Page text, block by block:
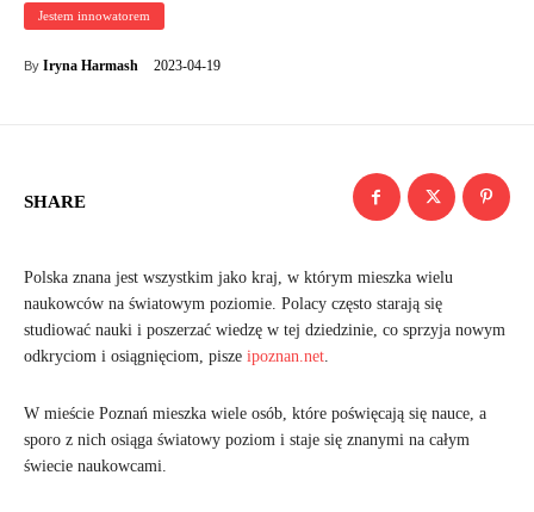
Jestem innowatorem
By Iryna Harmash 2023-04-19
SHARE
Polska znana jest wszystkim jako kraj, w którym mieszka wielu
naukowców na światowym poziomie. Polacy często starają się
studiować nauki i poszerzać wiedzę w tej dziedzinie, co sprzyja nowym
odkryciom i osiągnięciom, pisze ipoznan.net.
W mieście Poznań mieszka wiele osób, które poświęcają się nauce, a
sporo z nich osiąga światowy poziom i staje się znanymi na całym
świecie naukowcami.